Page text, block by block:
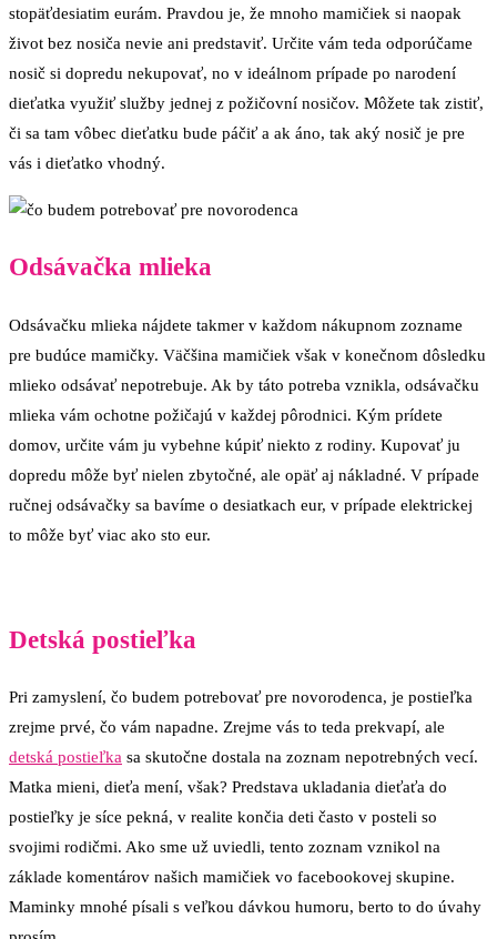
stopäťdesiatim eurám. Pravdou je, že mnoho mamičiek si naopak
život bez nosiča nevie ani predstaviť. Určite vám teda odporúčame
nosič si dopredu nekupovať, no v ideálnom prípade po narodení
dieťatka využiť služby jednej z požičovní nosičov. Môžete tak zistiť,
či sa tam vôbec dieťatku bude páčiť a ak áno, tak aký nosič je pre
vás i dieťatko vhodný.
Odsávačka mlieka
Odsávačku mlieka nájdete takmer v každom nákupnom zozname
pre budúce mamičky. Väčšina mamičiek však v konečnom dôsledku
mlieko odsávať nepotrebuje. Ak by táto potreba vznikla, odsávačku
mlieka vám ochotne požičajú v každej pôrodnici. Kým prídete
domov, určite vám ju vybehne kúpiť niekto z rodiny. Kupovať ju
dopredu môže byť nielen zbytočné, ale opäť aj nákladné. V prípade
ručnej odsávačky sa bavíme o desiatkach eur, v prípade elektrickej
to môže byť viac ako sto eur.
Detská postieľka
Pri zamyslení, čo budem potrebovať pre novorodenca, je postieľka
zrejme prvé, čo vám napadne. Zrejme vás to teda prekvapí, ale
detská postieľka sa skutočne dostala na zoznam nepotrebných vecí.
Matka mieni, dieťa mení, však? Predstava ukladania dieťaťa do
postieľky je síce pekná, v realite končia deti často v posteli so
svojimi rodičmi. Ako sme už uviedli, tento zoznam vznikol na
základe komentárov našich mamičiek vo facebookovej skupine.
Maminky mnohé písali s veľkou dávkou humoru, berto to do úvahy